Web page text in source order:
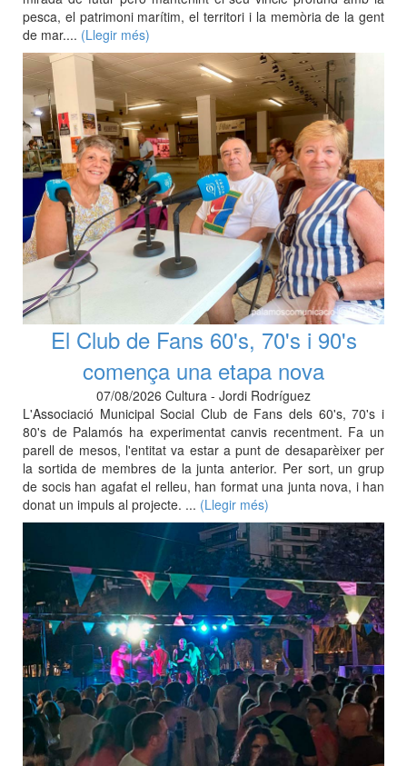
pesca, el patrimoni marítim, el territori i la memòria de la gent
de mar.... (Llegir més)
El Club de Fans 60's, 70's i 90's
comença una etapa nova
07/08/2026 Cultura - Jordi Rodríguez
L'Associació Municipal Social Club de Fans dels 60's, 70's i
80's de Palamós ha experimentat canvis recentment. Fa un
parell de mesos, l'entitat va estar a punt de desaparèixer per
la sortida de membres de la junta anterior. Per sort, un grup
de socis han agafat el relleu, han format una junta nova, i han
donat un impuls al projecte. ... (Llegir més)